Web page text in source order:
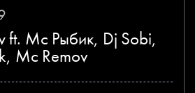
ft. Мс Рыбик, Dj Sobi,
Mc Remov